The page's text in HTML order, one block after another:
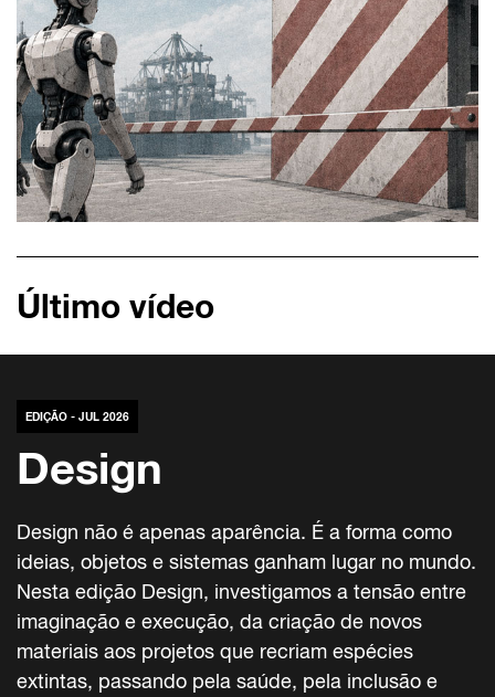
Último vídeo
EDIÇÃO - JUL 2026
Design
Design não é apenas aparência. É a forma como
ideias, objetos e sistemas ganham lugar no mundo.
Nesta edição Design, investigamos a tensão entre
imaginação e execução, da criação de novos
materiais aos projetos que recriam espécies
extintas, passando pela saúde, pela inclusão e